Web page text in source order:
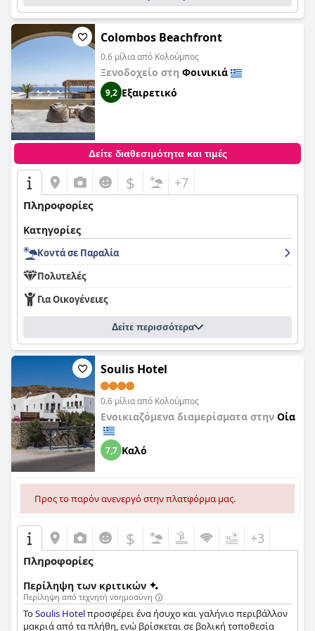
Colombos Beachfront
0.6 μίλια από Κολούμπος
Ξενοδοχείο στη Φοινικιά
9,2 Εξαιρετικό
Δείτε διαθεσιμότητα και τιμές
$ +7
Πληροφορίες
Κατηγορίες
Κοντά σε Παραλία
Πολυτελές
Για Οικογένειες
Δείτε περισσότερα
Soulis Hotel
0.6 μίλια από Κολούμπος
Ενοικιαζόμενα διαμερίσματα στην Οία
7,7 Καλό
Προς το παρόν ανενεργό στην πλατφόρμα μας.
$ +3
Πληροφορίες
Περίληψη των κριτικών
Περίληψη από τεχνητή νοημοσύνη
ΤοSoulis Hotelπροσφέρει ένα ήσυχο και γαλήνιο περιβάλλον
μακριά από τα πλήθη, ενώ βρίσκεται σε βολική τοποθεσία